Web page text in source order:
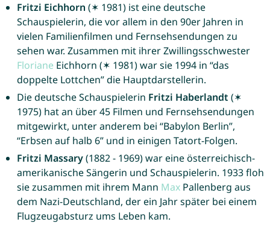
Fritzi Eichhorn (✶ 1981) ist eine deutsche
Schauspielerin, die vor allem in den 90er Jahren in
vielen Familienfilmen und Fernsehsendungen zu
sehen war. Zusammen mit ihrer Zwillingsschwester
Floriane Eichhorn (✶ 1981) war sie 1994 in “das
doppelte Lottchen” die Hauptdarstellerin.
Die deutsche Schauspielerin Fritzi Haberlandt (✶
1975) hat an über 45 Filmen und Fernsehsendungen
mitgewirkt, unter anderem bei “Babylon Berlin”,
“Erbsen auf halb 6” und in einigen Tatort-Folgen.
Fritzi Massary(1882 - 1969) war eine österreichisch-
amerikanische Sängerin und Schauspielerin. 1933 floh
sie zusammen mit ihrem Mann MaxPallenberg aus
dem Nazi-Deutschland, der ein Jahr später bei einem
Flugzeugabsturz ums Leben kam.